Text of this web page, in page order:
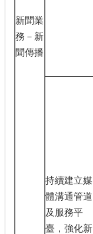
新聞業
務－新
聞傳播
持續建立媒
體溝通管道
及服務平
臺，強化新